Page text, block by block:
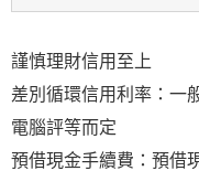
謹慎理財信用至上
差別循環信用利率：一
電腦評等而定
預借現金手續費：預借